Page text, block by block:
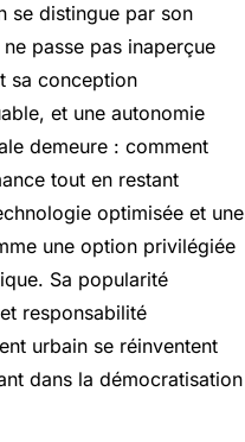
se distingue par son
passe pas inaperçue
sa conception
et une autonomie
demeure : comment
tout en restant
optimisée et une
une option privilégiée
Sa popularité
responsabilité
urbain se réinventent
dans la démocratisation